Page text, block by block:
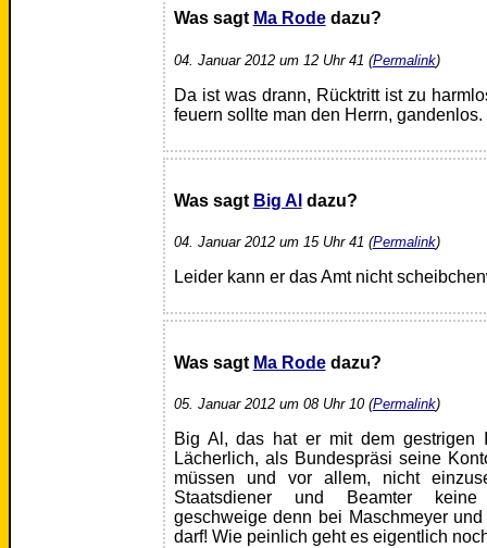
Was sagt Ma Rodedazu?
04. Januar 2012 um 12 Uhr 41 (Permalink)
Da ist was drann, Rücktritt ist zu
feuern sollte man den Herrn, gandenlos.
Was sagt Big Al dazu?
04. Januar 2012 um 15 Uhr 41 (Permalink)
Leider kann er das Amt nicht
Was sagt Ma Rodedazu?
05. Januar 2012 um 08 Uhr 10 (Permalink)
Big Al, das hat er mit dem gestrigen
Lächerlich, als Bundespräsi seine
müssen und vor allem, nicht
Staatsdiener und Beamter keine
geschweige denn bei Maschmeyer
darf! Wie peinlich geht es eigentlich